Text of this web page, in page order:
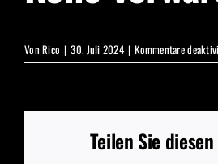
VonRico | 30. Juli 2024 | Kommentare
Teilen Sie